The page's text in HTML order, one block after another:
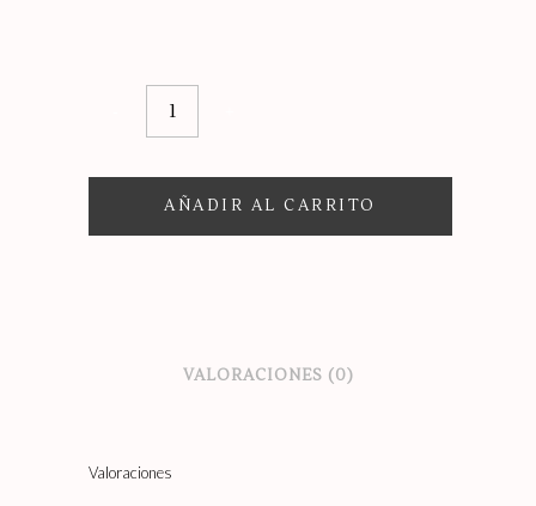
COLLAR
quantityAÑADIR AL CARRITO
VALORACIONES (0)
Valoraciones